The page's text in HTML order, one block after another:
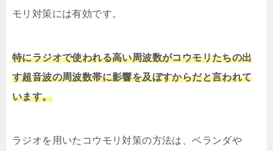
モリ対策には有効です。
特にラジオで使われる高い周波数がコウモリたちの出
す超音波の周波数帯に影響を及ぼすからだと言われて
います。
ラジオを用いたコウモリ対策の方法は、ベランダや